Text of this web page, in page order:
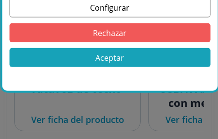
Altavoz de techo
Ver ficha del producto
USB/R
con
Ver ficha
Configurar
Rechazar
Aceptar